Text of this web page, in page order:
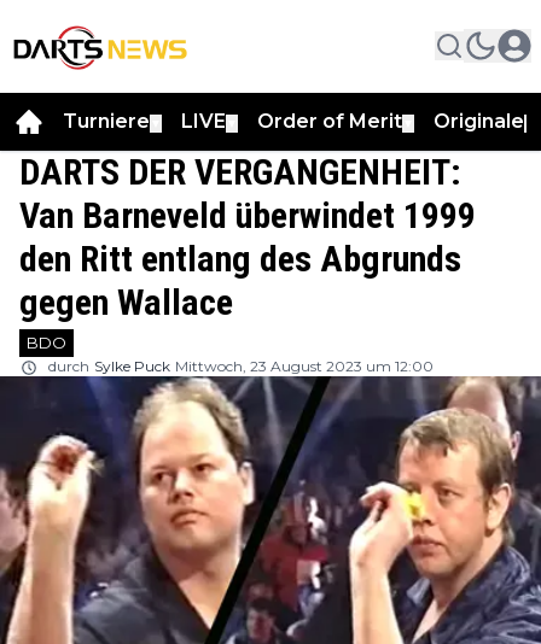
Turniere LIVE Order of Merit Originale
DARTS DER VERGANGENHEIT:
Van Barneveld überwindet 1999
den Ritt entlang des Abgrunds
gegen Wallace
BDO
durch Sylke Puck Mittwoch, 23 August 2023 um 12:00